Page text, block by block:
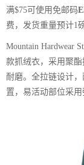
满$75可使用免邮码
费，发货重量预计1
Mountain Hardwear
款抓绒衣，采用聚
耐磨。全拉链设计
置，易活动部位采